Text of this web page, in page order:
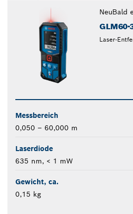
NeuBald
GLM60-
Laser-
Messbereich
0,050 – 60,000 m
Laserdiode
635 nm, < 1 mW
Gewicht, ca.
0,15 kg